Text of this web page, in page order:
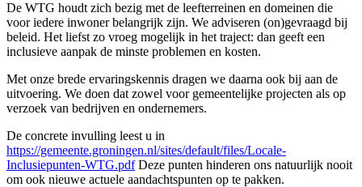
De WTG houdt zich bezig met de leefterreinen en domeinen die
voor iedere inwoner belangrijk zijn. We adviseren (on)gevraagd bij
beleid. Het liefst zo vroeg mogelijk in het traject: dan geeft een
inclusieve aanpak de minste problemen en kosten.
Met onze brede ervaringskennis dragen we daarna ook bij aan de
uitvoering. We doen dat zowel voor gemeentelijke projecten als op
verzoek van bedrijven en ondernemers.
De concrete invulling leest u in
https://gemeente.groningen.nl/sites/default/files/Locale-
Inclusiepunten-WTG.pdfDeze punten hinderen ons natuurlijk nooit
om ook nieuwe actuele aandachtspunten op te pakken.